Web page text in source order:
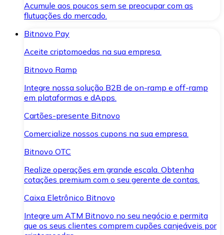
Acumule aos poucos sem se preocupar com as
flutuações do mercado.
Bitnovo Pay
Aceite criptomoedas na sua empresa.
Bitnovo Ramp
Integre nossa solução B2B de on-ramp e off-ramp
em plataformas e dApps.
Cartões-presente Bitnovo
Comercialize nossos cupons na sua empresa.
Bitnovo OTC
Realize operações em grande escala. Obtenha
cotações premium com o seu gerente de contas.
Caixa Eletrônico Bitnovo
Integre um ATM Bitnovo no seu negócio e permita
que os seus clientes comprem cupões canjeáveis por